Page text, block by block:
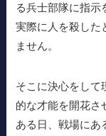
る兵士部隊に指示
実際に人を殺した
ません。
そこに決心をして
的な才能を開花さ
ある日、戦場にあ